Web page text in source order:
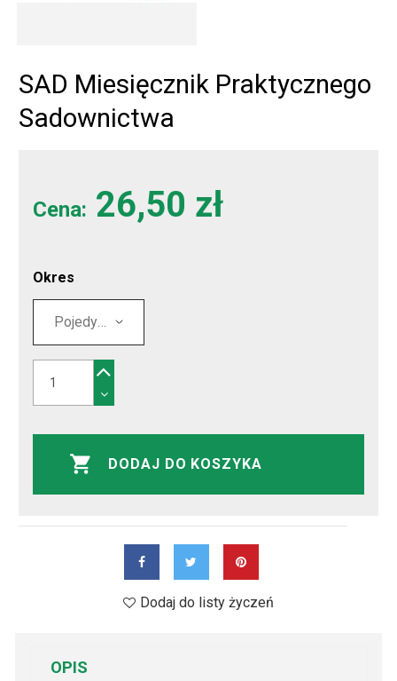
SAD Miesięcznik Praktycznego
Sadownictwa
Cena: 26,50 zł
Okres
DODAJ DO KOSZYKA
Dodaj do listy życzeń
OPIS